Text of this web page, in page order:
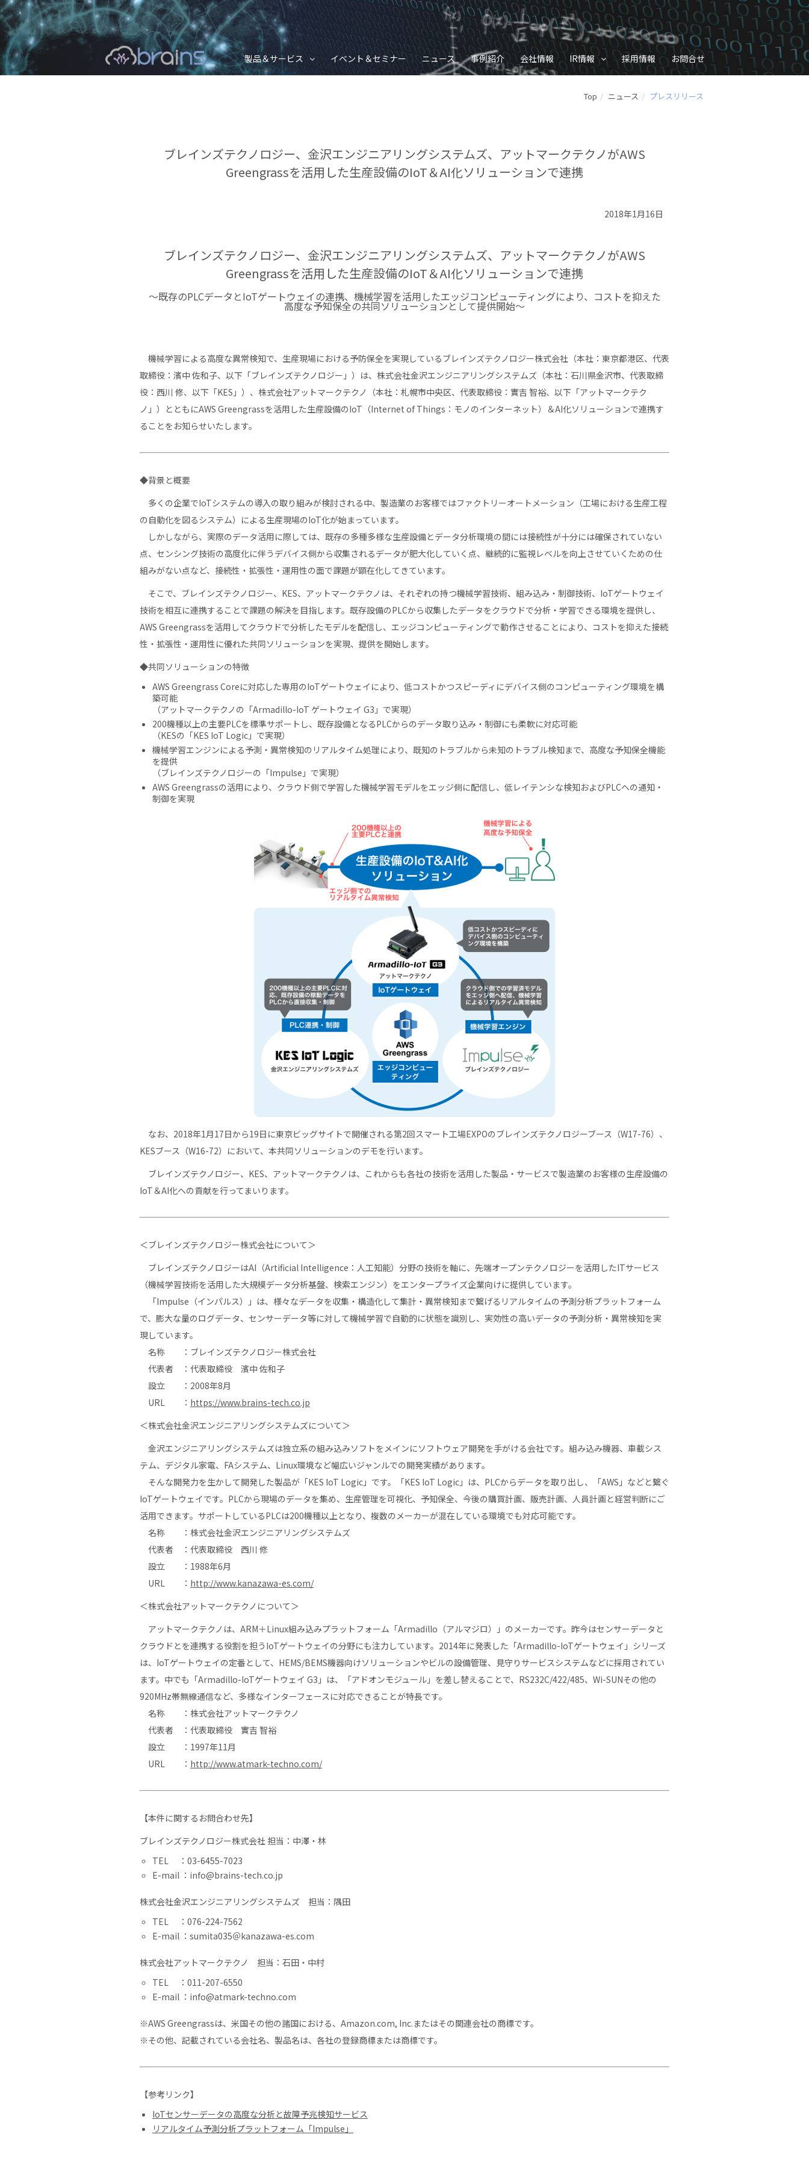
製品＆サービス イベント＆セミナー ニュース 事例紹介 会社情報 IR情報 採用情報 お問合せ
Top ニュース プレスリリース
ブレインズテクノロジー、金沢エンジニアリングシステムズ、アットマークテクノがAWS
Greengrassを活用した生産設備のIoT＆AI化ソリューションで連携
2018年1月16日
ブレインズテクノロジー、金沢エンジニアリングシステムズ、アットマークテクノがAWS
Greengrassを活用した生産設備のIoT＆AI化ソリューションで連携
～既存のPLCデータとIoTゲートウェイの連携、機械学習を活用したエッジコンピューティングにより、コストを抑えた
高度な予知保全の共同ソリューションとして提供開始～
機械学習による高度な異常検知で、生産現場における予防保全を実現しているブレインズテクノロジー株式会社（本社：東京都港区、代表
取締役：濱中 佐和子、以下「ブレインズテクノロジー」）は、株式会社金沢エンジニアリングシステムズ（本社：石川県金沢市、代表取締
役：西川 修、以下「KES」）、株式会社アットマークテクノ（本社：札幌市中央区、代表取締役：實吉 智裕、以下「アットマークテク
ノ」）とともにAWS Greengrassを活用した生産設備のIoT（Internet of Things：モノのインターネット）＆AI化ソリューションで連携す
ることをお知らせいたします。
◆背景と概要
多くの企業でIoTシステムの導入の取り組みが検討される中、製造業のお客様ではファクトリーオートメーション（工場における生産工程
の自動化を図るシステム）による生産現場のIoT化が始まっています。
しかしながら、実際のデータ活用に際しては、既存の多種多様な生産設備とデータ分析環境の間には接続性が十分には確保されていない
点、センシング技術の高度化に伴うデバイス側から収集されるデータが肥大化していく点、継続的に監視レベルを向上させていくための仕
組みがない点など、接続性・拡張性・運用性の面で課題が顕在化してきています。
そこで、ブレインズテクノロジー、KES、アットマークテクノは、それぞれの持つ機械学習技術、組み込み・制御技術、IoTゲートウェイ
技術を相互に連携することで課題の解決を目指します。既存設備のPLCから収集したデータをクラウドで分析・学習できる環境を提供し、
AWS Greengrassを活用してクラウドで分析したモデルを配信し、エッジコンピューティングで動作させることにより、コストを抑えた接続
性・拡張性・運用性に優れた共同ソリューションを実現、提供を開始します。
◆共同ソリューションの特徴
AWS Greengrass Coreに対応した専用のIoTゲートウェイにより、低コストかつスピーディにデバイス側のコンピューティング環境を構
築可能
（アットマークテクノの「Armadillo-IoT ゲートウェイ G3」で実現）
200機種以上の主要PLCを標準サポートし、既存設備となるPLCからのデータ取り込み・制御にも柔軟に対応可能
（KESの「KES IoT Logic」で実現）
機械学習エンジンによる予測・異常検知のリアルタイム処理により、既知のトラブルから未知のトラブル検知まで、高度な予知保全機能
を提供
（ブレインズテクノロジーの「Impulse」で実現）
AWS Greengrassの活用により、クラウド側で学習した機械学習モデルをエッジ側に配信し、低レイテンシな検知およびPLCへの通知・
制御を実現
なお、2018年1月17日から19日に東京ビッグサイトで開催される第2回スマート工場EXPOのブレインズテクノロジーブース（W17-76）、
KESブース（W16-72）において、本共同ソリューションのデモを行います。
ブレインズテクノロジー、KES、アットマークテクノは、これからも各社の技術を活用した製品・サービスで製造業のお客様の生産設備の
IoT＆AI化への貢献を行ってまいります。
＜ブレインズテクノロジー株式会社について＞
ブレインズテクノロジーはAI（Artificial Intelligence：人工知能）分野の技術を軸に、先端オープンテクノロジーを活用したITサービス
（機械学習技術を活用した大規模データ分析基盤、検索エンジン）をエンタープライズ企業向けに提供しています。
「Impulse（インパルス）」は、様々なデータを収集・構造化して集計・異常検知まで繋げるリアルタイムの予測分析プラットフォーム
で、膨大な量のログデータ、センサーデータ等に対して機械学習で自動的に状態を識別し、実効性の高いデータの予測分析・異常検知を実
現しています。
名称 ：ブレインズテクノロジー株式会社
代表者 ：代表取締役 濱中 佐和子
設立 ：2008年8月
URL ： https://www.brains-tech.co.jp
＜株式会社金沢エンジニアリングシステムズについて＞
金沢エンジニアリングシステムズは独立系の組み込みソフトをメインにソフトウェア開発を手がける会社です。組み込み機器、車載シス
テム、デジタル家電、FAシステム、Linux環境など幅広いジャンルでの開発実績があります。
そんな開発力を生かして開発した製品が「KES IoT Logic」です。「KES IoT Logic」は、PLCからデータを取り出し、「AWS」などと繋ぐ
IoTゲートウェイです。PLCから現場のデータを集め、生産管理を可視化、予知保全、今後の購買計画、販売計画、人員計画と経営判断にご
活用できます。サポートしているPLCは200機種以上となり、複数のメーカーが混在している環境でも対応可能です。
名称 ：株式会社金沢エンジニアリングシステムズ
代表者 ：代表取締役 西川 修
設立 ：1988年6月
URL ： http://www.kanazawa-es.com/
＜株式会社アットマークテクノについて＞
アットマークテクノは、ARM＋Linux組み込みプラットフォーム「Armadillo（アルマジロ）」のメーカーです。昨今はセンサーデータと
クラウドとを連携する役割を担うIoTゲートウェイの分野にも注力しています。2014年に発表した「Armadillo-IoTゲートウェイ」シリーズ
は、IoTゲートウェイの定番として、HEMS/BEMS機器向けソリューションやビルの設備管理、見守りサービスシステムなどに採用されてい
ます。中でも「Armadillo-IoTゲートウェイ G3」は、「アドオンモジュール」を差し替えることで、RS232C/422/485、Wi-SUNその他の
920MHz帯無線通信など、多様なインターフェースに対応できることが特長です。
名称 ：株式会社アットマークテクノ
代表者 ：代表取締役 實吉 智裕
設立 ：1997年11月
URL ： http://www.atmark-techno.com/
【本件に関するお問合わせ先】
ブレインズテクノロジー株式会社 担当：中澤・林
TEL ：03-6455-7023
E-mail ：info@brains-tech.co.jp
株式会社金沢エンジニアリングシステムズ 担当：隅田
TEL ：076-224-7562
E-mail ：sumita035＠kanazawa-es.com
株式会社アットマークテクノ 担当：石田・中村
TEL ：011-207-6550
E-mail ：info@atmark-techno.com
※AWS Greengrassは、米国その他の諸国における、Amazon.com, Inc.またはその関連会社の商標です。
※その他、記載されている会社名、製品名は、各社の登録商標または商標です。
【参考リンク】
IoTセンサーデータの高度な分析と故障予兆検知サービス
リアルタイム予測分析プラットフォーム「Impulse」